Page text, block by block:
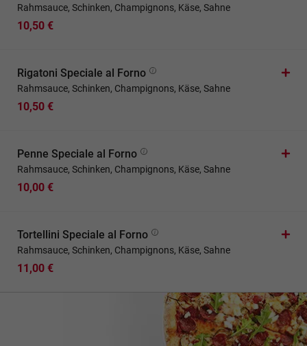
Rahmsauce, Schinken, Champignons, Käse, Sahne
10,50 €
Rigatoni Speciale al Forno
Rahmsauce, Schinken, Champignons, Käse, Sahne
10,50 €
Penne Speciale al Forno
Rahmsauce, Schinken, Champignons, Käse, Sahne
10,00 €
Tortellini Speciale al Forno
Rahmsauce, Schinken, Champignons, Käse, Sahne
11,00 €